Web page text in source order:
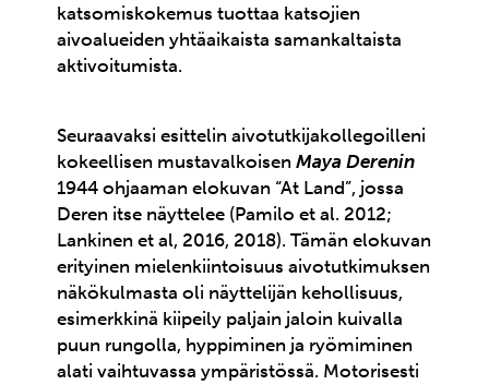
katsomiskokemus tuottaa katsojien
aivoalueiden yhtäaikaista samankaltaista
aktivoitumista.
Seuraavaksi esittelin aivotutkijakollegoilleni
kokeellisen mustavalkoisenMaya Derenin
1944 ohjaaman elokuvan “At Land”, jossa
Deren itse näyttelee (Pamilo et al. 2012;
Lankinen et al, 2016, 2018). Tämän elokuvan
erityinen mielenkiintoisuus aivotutkimuksen
näkökulmasta oli näyttelijän kehollisuus,
esimerkkinä kiipeily paljain jaloin kuivalla
puun rungolla, hyppiminen ja ryömiminen
alati vaihtuvassa ympäristössä. Motorisesti